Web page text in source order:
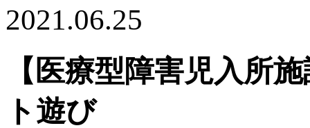
2021.06.25
【医療型障害児入所
ト遊び